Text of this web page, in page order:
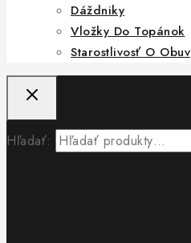
Dáždniky
Vložky Do Topánok
Starostlivosť O Obuv
Hľadať: